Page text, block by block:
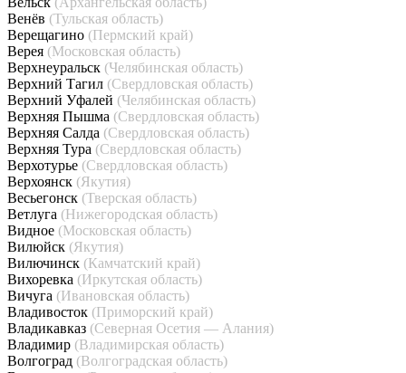
Венёв (Тульская область)
Верещагино (Пермский край)
Верея (Московская область)
Верхнеуральск (Челябинская область)
Верхний Тагил (Свердловская область)
Верхний Уфалей (Челябинская область)
Верхняя Пышма (Свердловская область)
Верхняя Салда (Свердловская область)
Верхняя Тура (Свердловская область)
Верхотурье (Свердловская область)
Верхоянск (Якутия)
Весьегонск (Тверская область)
Ветлуга (Нижегородская область)
Видное (Московская область)
Вилюйск (Якутия)
Вилючинск (Камчатский край)
Вихоревка (Иркутская область)
Вичуга (Ивановская область)
Владивосток (Приморский край)
Владикавказ (Северная Осетия — Алания)
Владимир (Владимирская область)
Волгоград (Волгоградская область)